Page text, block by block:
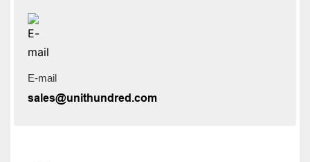
E-mail
sales@unithundred.com